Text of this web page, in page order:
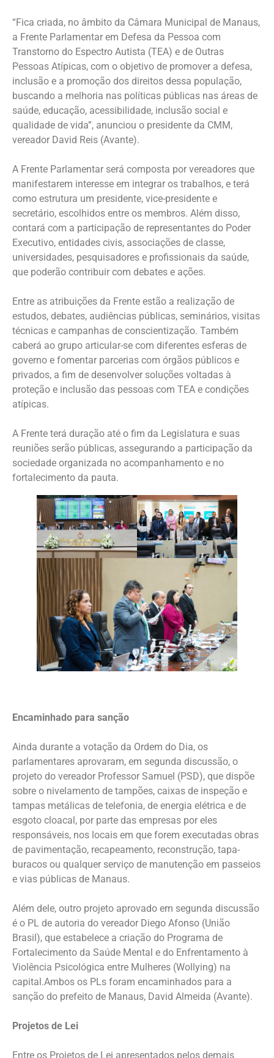
“Fica criada, no âmbito da Câmara Municipal de Manaus,
a Frente Parlamentar em Defesa da Pessoa com
Transtorno do Espectro Autista (TEA) e de Outras
Pessoas Atípicas, com o objetivo de promover a defesa,
inclusão e a promoção dos direitos dessa população,
buscando a melhoria nas políticas públicas nas áreas de
saúde, educação, acessibilidade, inclusão social e
qualidade de vida”, anunciou o presidente da CMM,
vereador David Reis (Avante).
A Frente Parlamentar será composta por vereadores que
manifestarem interesse em integrar os trabalhos, e terá
como estrutura um presidente, vice-presidente e
secretário, escolhidos entre os membros. Além disso,
contará com a participação de representantes do Poder
Executivo, entidades civis, associações de classe,
universidades, pesquisadores e profissionais da saúde,
que poderão contribuir com debates e ações.
Entre as atribuições da Frente estão a realização de
estudos, debates, audiências públicas, seminários, visitas
técnicas e campanhas de conscientização. Também
caberá ao grupo articular-se com diferentes esferas de
governo e fomentar parcerias com órgãos públicos e
privados, a fim de desenvolver soluções voltadas à
proteção e inclusão das pessoas com TEA e condições
atípicas.
A Frente terá duração até o fim da Legislatura e suas
reuniões serão públicas, assegurando a participação da
sociedade organizada no acompanhamento e no
fortalecimento da pauta.
Encaminhado para sanção
Ainda durante a votação da Ordem do Dia, os
parlamentares aprovaram, em segunda discussão, o
projeto do vereador Professor Samuel (PSD), que dispõe
sobre o nivelamento de tampões, caixas de inspeção e
tampas metálicas de telefonia, de energia elétrica e de
esgoto cloacal, por parte das empresas por eles
responsáveis, nos locais em que forem executadas obras
de pavimentação, recapeamento, reconstrução, tapa-
buracos ou qualquer serviço de manutenção em passeios
e vias públicas de Manaus.
Além dele, outro projeto aprovado em segunda discussão
é o PL de autoria do vereador Diego Afonso (União
Brasil), que estabelece a criação do Programa de
Fortalecimento da Saúde Mental e do Enfrentamento à
Violência Psicológica entre Mulheres (Wollying) na
capital.Ambos os PLs foram encaminhados para a
sanção do prefeito de Manaus, David Almeida (Avante).
Projetos de Lei
Entre os Projetos de Lei apresentados pelos demais